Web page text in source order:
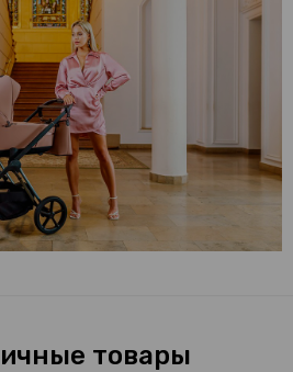
товары